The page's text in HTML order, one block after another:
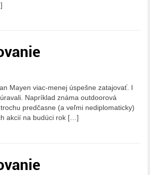
Mayen viac-menej úspešne zatajovať. I
Napríklad známa outdoorová
predčasne (a veľmi nediplomaticky)
akcií na budúci rok […]